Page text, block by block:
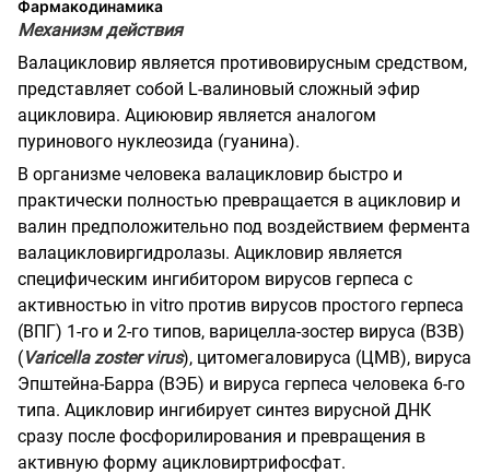
Фармакодинамика
Механизм действия
Валацикловир является противовирусным средством,
представляет собой L-валиновый сложный эфир
ацикловира. Ациюювир является аналогом
пуринового нуклеозида (гуанина).
В организме человека валацикловир быстро и
практически полностью превращается в ацикловир и
валин предположительно под воздействием фермента
валацикловиргидролазы. Ацикловир является
специфическим ингибитором вирусов герпеса с
активностью in vitro против вирусов простого герпеса
(ВПГ) 1-го и 2-го типов, варицелла-зостер вируса (ВЗВ)
(Varicella zoster virus), цитомегаловируса (ЦМВ), вируса
Эпштейна-Барра (ВЭБ) и вируса герпеса человека 6-го
типа. Ацикловир ингибирует синтез вирусной ДНК
сразу после фосфорилирования и превращения в
активную форму ацикловиртрифосфат.